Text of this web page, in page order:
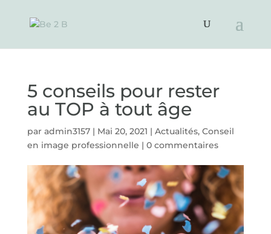
5 conseils pour rester
au TOP à tout âge
par admin3157| Mai 20, 2021 | Actualités, Conseil
en image professionnelle | 0 commentaires